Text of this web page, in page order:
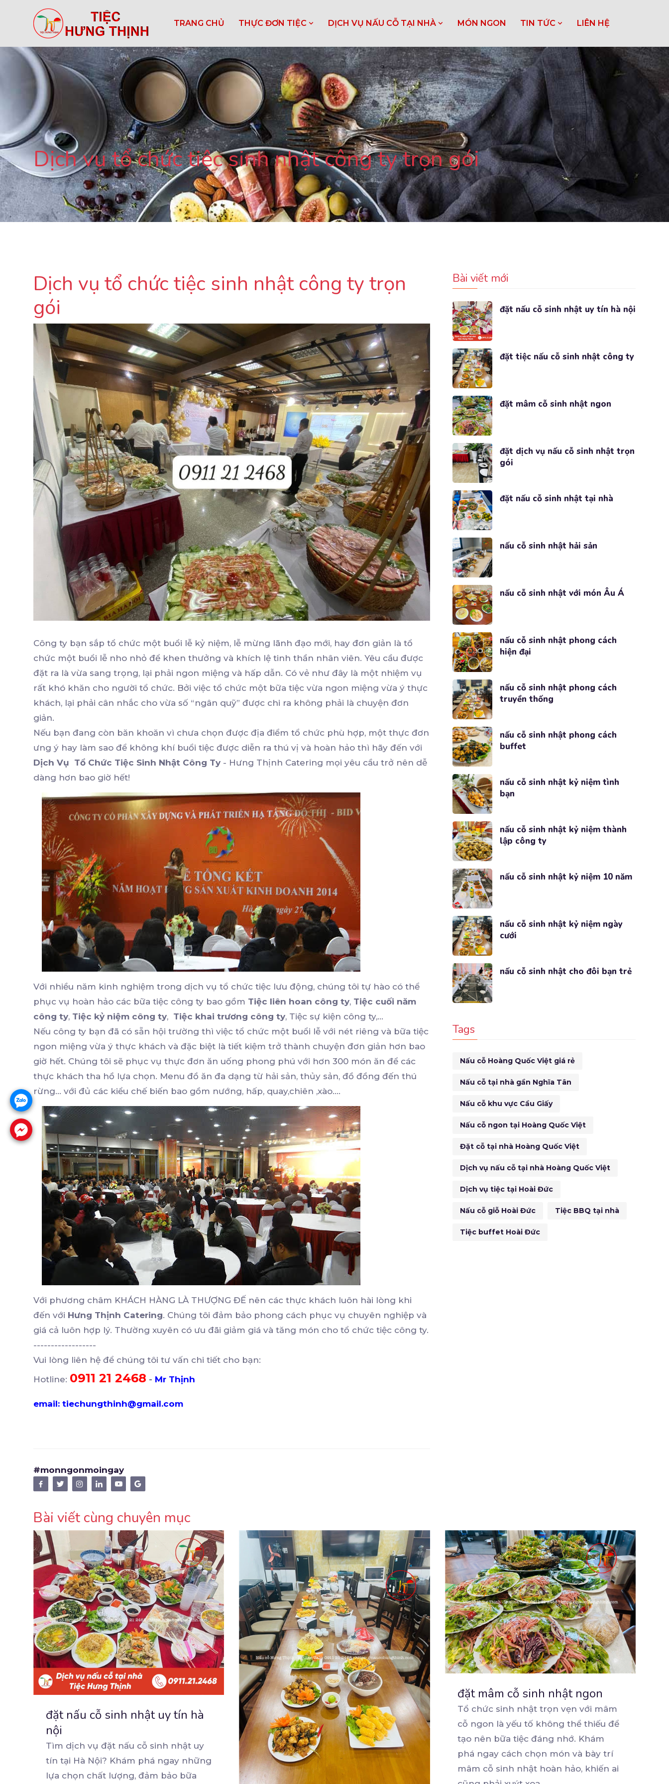
TRANG CHỦ THỰC ĐƠN TIỆC DỊCH VỤ NẤU CỖ TẠI NHÀ MÓN NGON TIN TỨC LIÊN HỆ
Dịch vụ tổ chức tiệc sinh nhật công ty trọn gói
Dịch vụ tổ chức tiệc sinh nhật công ty trọn
gói
Công ty bạn sắp tổ chức một buổi lễ kỷ niệm, lễ mừng lãnh đạo mới, hay đơn giản là tổ
chức một buổi lễ nho nhỏ để khen thưởng và khích lệ tinh thần nhân viên. Yêu cầu được
đặt ra là vừa sang trọng, lại phải ngon miệng và hấp dẫn. Có vẻ như đây là một nhiệm vụ
rất khó khăn cho người tổ chức. Bởi việc tổ chức một bữa tiệc vừa ngon miệng vừa ý thực
khách, lại phải cân nhắc cho vừa số “ngân quỹ” được chi ra không phải là chuyện đơn
giản.
Nếu bạn đang còn băn khoăn vì chưa chọn được địa điểm tổ chức phù hợp, một thực đơn
ưng ý hay làm sao để không khí buổi tiệc được diễn ra thú vị và hoàn hảo thì hãy đến với
Dịch Vụ Tổ Chức Tiệc Sinh Nhật Công Ty - Hưng Thịnh Catering mọi yêu cầu trở nên dễ
dàng hơn bao giờ hết!
Với nhiều năm kinh nghiệm trong dịch vụ tổ chức tiệc lưu động, chúng tôi tự hào có thể
phục vụ hoàn hảo các bữa tiệc công ty bao gồm Tiệc liên hoan công ty, Tiệc cuối năm
công ty, Tiệc kỷ niệm công ty, Tiệc khai trương công ty, Tiệc sự kiện công ty,...
Nếu công ty bạn đã có sẵn hội trường thì việc tổ chức một buổi lễ với nét riêng và bữa tiệc
ngon miệng vừa ý thực khách và đặc biệt là tiết kiệm trở thành chuyện đơn giản hơn bao
giờ hết. Chúng tôi sẽ phục vụ thực đơn ăn uống phong phú với hơn 300 món ăn để các
thực khách tha hồ lựa chọn. Menu đồ ăn đa dạng từ hải sản, thủy sản, đồ đồng đến thú
rừng... với đủ các kiểu chế biến bao gồm nướng, hấp, quay,chiên ,xào....
Với phương châm KHÁCH HÀNG LÀ THƯỢNG ĐẾ nên các thực khách luôn hài lòng khi
đến với Hưng Thịnh Catering. Chúng tôi đảm bảo phong cách phục vụ chuyên nghiệp và
giá cả luôn hợp lý. Thường xuyên có ưu đãi giảm giá và tăng món cho tổ chức tiệc công ty.
------------------
Vui lòng liên hệ để chúng tôi tư vấn chi tiết cho bạn:
Hotline: 0911 21 2468 - Mr Thịnh
email: tiechungthinh@gmail.com
#monngonmoingay
Bài viết mới
đặt nấu cỗ sinh nhật uy tín hà nội
đặt tiệc nấu cỗ sinh nhật công ty
đặt mâm cỗ sinh nhật ngon
đặt dịch vụ nấu cỗ sinh nhật trọn
gói
đặt nấu cỗ sinh nhật tại nhà
nấu cỗ sinh nhật hải sản
nấu cỗ sinh nhật với món Âu Á
nấu cỗ sinh nhật phong cách
hiện đại
nấu cỗ sinh nhật phong cách
truyền thống
nấu cỗ sinh nhật phong cách
buffet
nấu cỗ sinh nhật kỷ niệm tình
bạn
nấu cỗ sinh nhật kỷ niệm thành
lập công ty
nấu cỗ sinh nhật kỷ niệm 10 năm
nấu cỗ sinh nhật kỷ niệm ngày
cưới
nấu cỗ sinh nhật cho đôi bạn trẻ
Tags
Nấu cỗ Hoàng Quốc Việt giá rẻ
Nấu cỗ tại nhà gần Nghĩa Tân
Nấu cỗ khu vực Cầu Giấy
Nấu cỗ ngon tại Hoàng Quốc Việt
Đặt cỗ tại nhà Hoàng Quốc Việt
Dịch vụ nấu cỗ tại nhà Hoàng Quốc Việt
Dịch vụ tiệc tại Hoài Đức
Nấu cỗ giỗ Hoài Đức Tiệc BBQ tại nhà
Tiệc buffet Hoài Đức
Bài viết cùng chuyên mục
đặt nấu cỗ sinh nhật uy tín hà
nội
Tìm dịch vụ đặt nấu cỗ sinh nhật uy
tín tại Hà Nội? Khám phá ngay những
lựa chọn chất lượng, đảm bảo bữa
đặt mâm cỗ sinh nhật ngon
Tổ chức sinh nhật trọn vẹn với mâm
cỗ ngon là yếu tố không thể thiếu để
tạo nên bữa tiệc đáng nhớ. Khám
phá ngay cách chọn món và bày trí
mâm cỗ sinh nhật hoàn hảo, khiến ai